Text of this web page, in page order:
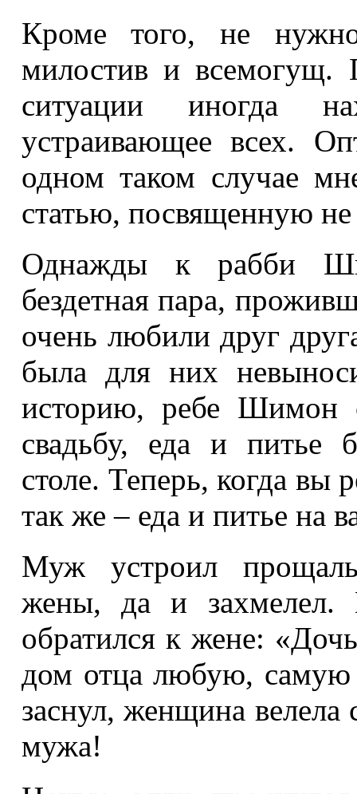
Кроме того, не
милостив и всемогущ.
ситуации иногда
устраивающее всех.
одном таком случае
статью, посвященную
Однажды к рабби
бездетная пара,
очень любили друг
была для них
историю, ребе Шимон
свадьбу, еда и питье
столе. Теперь, когда вы
так же – еда и питье на
Муж устроил
жены, да и
обратился к жене:
дом отца любую,
заснул, женщина велела
мужа!